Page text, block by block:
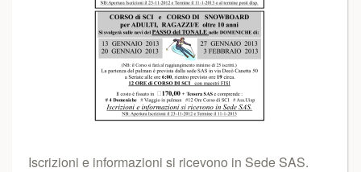
Iscrizioni e informazioni si ricevono in Sede SAS.